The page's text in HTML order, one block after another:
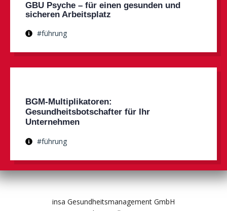
GBU Psyche – für einen gesunden und
sicheren Arbeitsplatz
#führung
BGM-Multiplikatoren:
Gesundheitsbotschafter für Ihr
Unternehmen
#führung
insa Gesundheitsmanagement GmbH